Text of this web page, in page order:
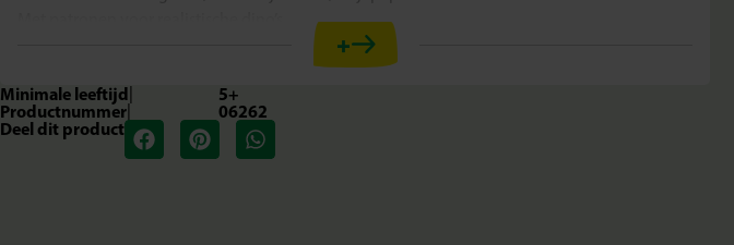
PVC-vrije kralen voor een veilige speelervaring
Stimuleert creativiteit en fijne motoriek
Laat je verbeelding stralen
Met deze set maken kinderen hun eigen dinofiguren. Het vierkante legbord zorgt ervoor dat
+
Minimale leeftijd|
5+
Productnummer|
06262
Deel dit product